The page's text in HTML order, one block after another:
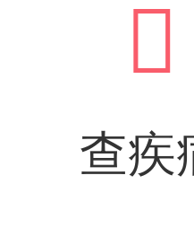
查疾